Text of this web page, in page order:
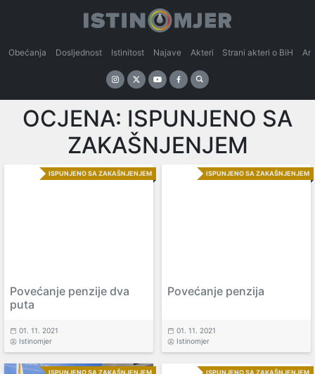
Obećanja Dosljednost Istinitost Najave Akteri Strani akteri o BiH
OCJENA: ISPUNJENO SA
ZAKAŠNJENJEM
ISPUNJENO SA ZAKAŠNJENJEM
Povećanje penzije dva
puta
01. 11. 2021
Istinomjer
ISPUNJENO SA ZAKAŠNJENJEM
Povećanje penzija
01. 11. 2021
Istinomjer
ISPUNJENO SA ZAKAŠNJENJEM ISPUNJENO SA ZAKAŠNJENJEM